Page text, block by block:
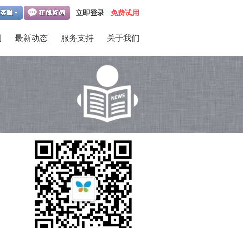
立即登录 免费试用
最新动态 服务支持 关于我们